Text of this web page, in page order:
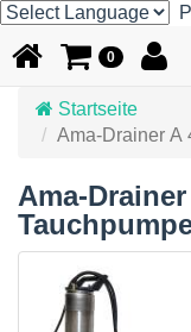
0
Startseite
Ama-Drainer A
Ama-